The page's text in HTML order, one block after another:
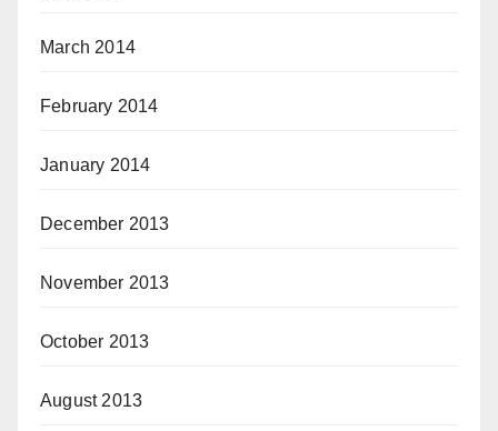
March 2014
February 2014
January 2014
December 2013
November 2013
October 2013
August 2013